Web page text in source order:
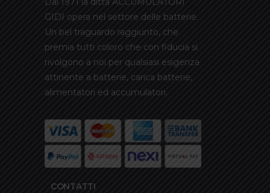
GIDI opera nel settore delle batterie.
Un bel traguardo raggiunto, che
premia tutti coloro che con fiducia si
rivolgono a noi per qualsiasi esigenza
attinente a batterie, carica batterie,
alimentatori ed accumulatori.
CONTATTI